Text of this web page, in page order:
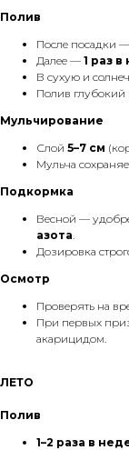
Полив
После посадки —
Далее — 1 раз
В сухую и
Полив глубокий
Мульчирование
Слой 5–7 см
Мульча
Подкормка
Весной —
азота.
Дозировка
Осмотр
Проверять на
При первых
акарицидом.
ЛЕТО
Полив
1–2 раза в